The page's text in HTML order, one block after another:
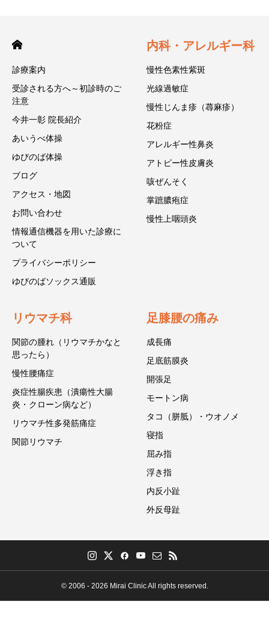
診療案内
受診される方へ～初診時のご
注意
今井一彰 院長紹介
あいうべ体操
ゆびのば体操
ブログ
アクセス・地図
お問い合わせ
情報通信機器を用いた診療に
ついて
プライバシーポリシー
ゆびのばソックス通販
内科・アレルギー科
慢性色素性紫斑
光線過敏症
慢性じんま疹（蕁麻疹）
花粉症
アレルギー性鼻炎
アトピー性皮膚炎
咳ぜんそく
掌蹠膿疱症
慢性上咽頭炎
リウマチ科
関節の腫れ（リウマチかなと
思ったら）
慢性腰痛症
炎症性腸疾患（潰瘍性大腸
炎・クローン病など）
リウマチ性多発筋痛症
関節リウマチ
足膝腰の痛み
成長痛
足底筋膜炎
開張足
モートン病
タコ（胼胝）・ウオノメ
寝指
屈み指
浮き指
内反小趾
外反母趾
© 2006 - 2026 Mirai Clinic All rights reserved.